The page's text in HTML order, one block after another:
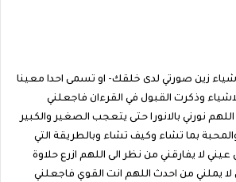
زين صورتي لدى خلقك- او تسمى احدا معينا
وذكرت القبول في القرءان فاجعلني
نورني بالانورا حتى يتعجب الصغير والكبير
بما تشاء وكيف تشاء وبالطريقة التي
عيني لا يفارقني من نظر الى اللهم ازرع حلاوة
يملني من احدث اللهم انت القوي فاجعلني